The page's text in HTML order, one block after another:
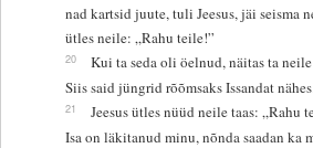
nad kartsid juute, tuli Jeesus, jäi seisma
ütles neile: „Rahu teile!”
20
Kui ta seda oli öelnud, näitas ta
Siis said jüngrid rõõmsaks Issandat nähes.
21
Jeesus ütles nüüd neile taas: „Rahu
Isa on läkitanud minu, nõnda saadan ka